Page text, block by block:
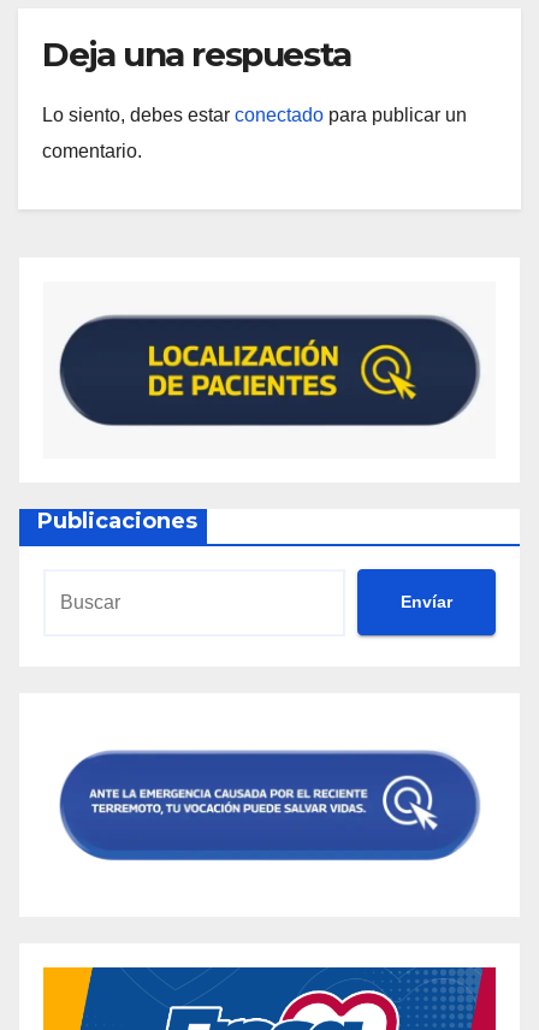
Deja una respuesta
Lo siento, debes estar conectado para publicar un
comentario.
Publicaciones
Envíar